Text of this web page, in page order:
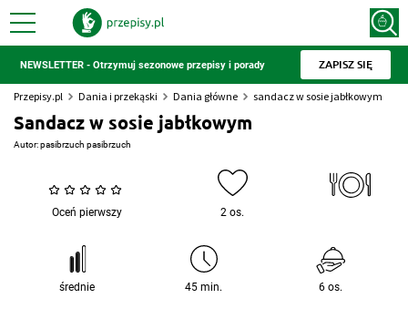
NEWSLETTER - Otrzymuj sezonowe przepisy i porady ZAPISZ SIĘ
Przepisy.pl Dania i przekąski Dania główne sandacz w sosie jabłkowym
Sandacz w sosie jabłkowym
Autor:pasibrzuch pasibrzuch
Oceń pierwszy 2 os.
średnie 45 min. 6 os.